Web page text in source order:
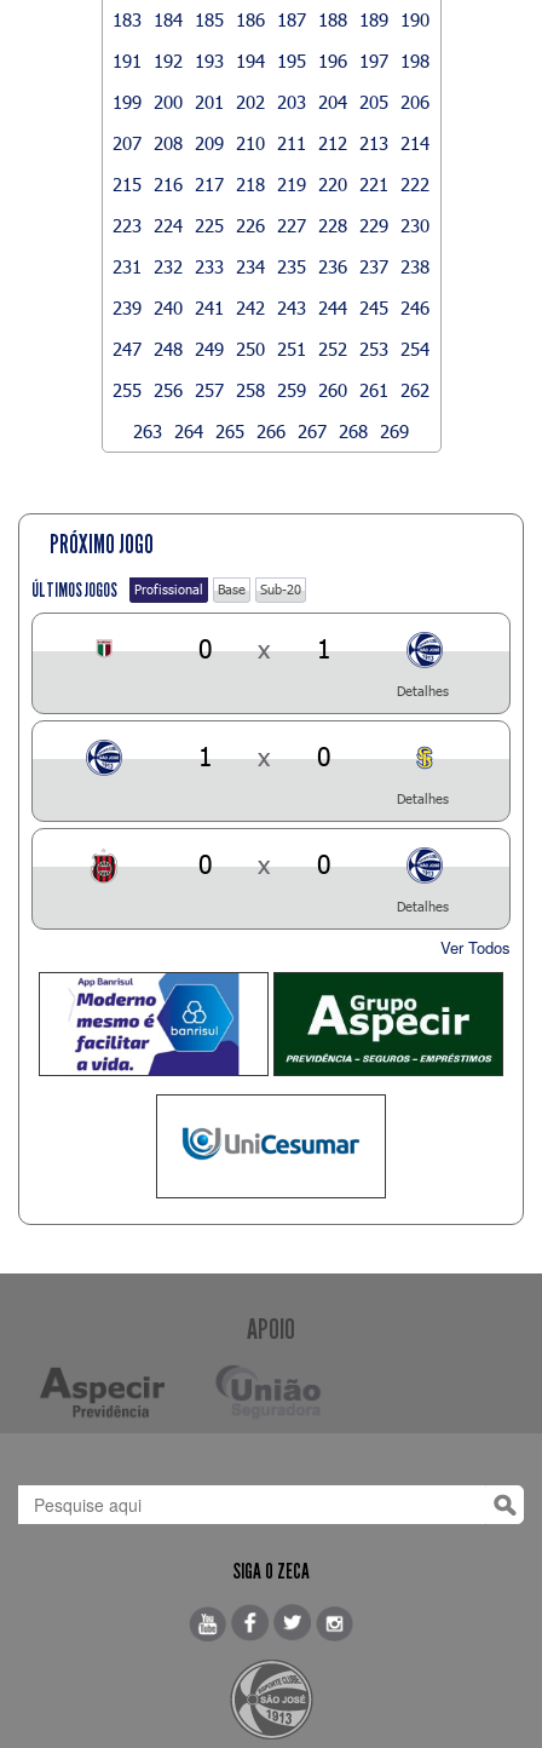
183
184 185 186 187 188 189
190
191
192 193 194 195 196 197
198
199
200 201 202 203 204 205
206
207
208 209 210 211 212 213
214
215
216 217 218 219 220 221
222
223
224 225 226 227 228 229
230
231
232 233 234 235 236 237
238
239
240 241 242 243 244 245
246
247
248 249 250 251 252 253
254
255
256 257 258 259 260 261
262
263
264 265 266 267 268 269
PRÓXIMO JOGO
ÚLTIMOS JOGOS Profissional Base Sub-20
0 x 1
Detalhes
1 x 0
Detalhes
0 x 0
Detalhes
Ver Todos
APOIO
SIGA O ZECA